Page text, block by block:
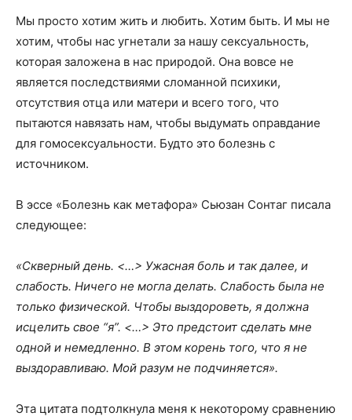
Мы просто хотим жить и любить. Хотим быть. И мы не
хотим, чтобы нас угнетали за нашу сексуальность,
которая заложена в нас природой. Она вовсе не
является последствиями сломанной психики,
отсутствия отца или матери и всего того, что
пытаются навязать нам, чтобы выдумать оправдание
для гомосексуальности. Будто это болезнь с
источником.
В эссе «Болезнь как метафора» Сьюзан Сонтаг писала
следующее:
«Скверный день. <…> Ужасная боль и так далее, и
слабость. Ничего не могла делать. Слабость была не
только физической. Чтобы выздороветь, я должна
исцелить свое “я”. <…> Это предстоит сделать мне
одной и немедленно. В этом корень того, что я не
выздоравливаю. Мой разум не подчиняется».
Эта цитата подтолкнула меня к некоторому сравнению